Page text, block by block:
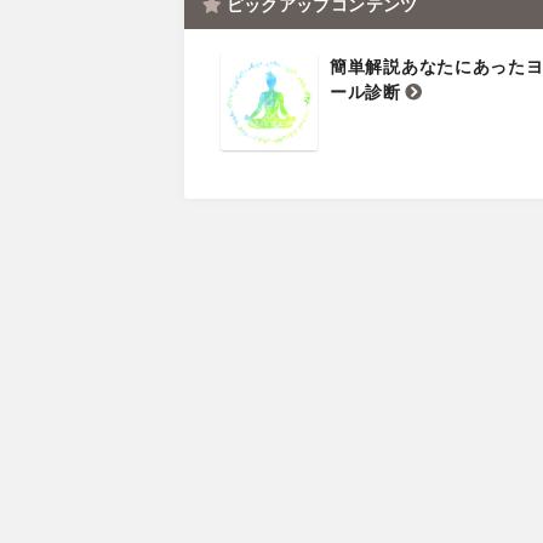
ピックアップコンテンツ
簡単解説あなたにあった
ール診断